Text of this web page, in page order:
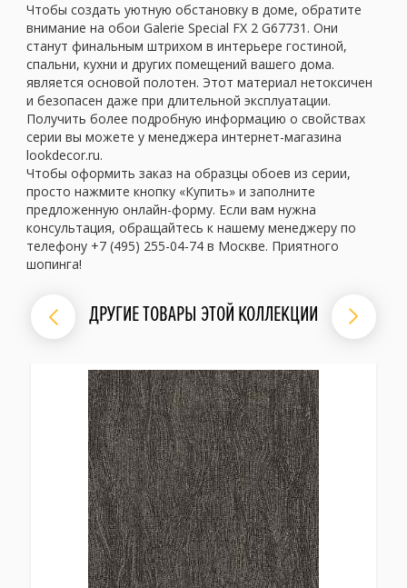
Чтобы создать уютную обстановку в доме, обратите
внимание на обои Galerie Special FX 2 G67731. Они
станут финальным штрихом в интерьере гостиной,
спальни, кухни и других помещений вашего дома.
является основой полотен. Этот материал нетоксичен
и безопасен даже при длительной эксплуатации.
Получить более подробную информацию о свойствах
серии вы можете у менеджера интернет-магазина
lookdecor.ru.
Чтобы оформить заказ на образцы обоев из серии,
просто нажмите кнопку «Купить» и заполните
предложенную онлайн-форму. Если вам нужна
консультация, обращайтесь к нашему менеджеру по
телефону +7 (495) 255-04-74 в Москве. Приятного
шопинга!
ДРУГИЕ ТОВАРЫ ЭТОЙ КОЛЛЕКЦИИ